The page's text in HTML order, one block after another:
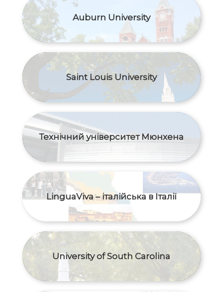
Auburn University
Saint Louis University
Технічний університет Мюнхена
LinguaViva – італійська в Італії
University of South Carolina